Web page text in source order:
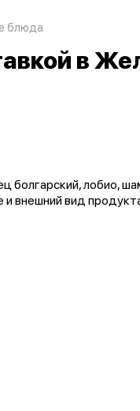
блюда
в
болгарский, лобио,
внешний вид